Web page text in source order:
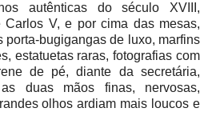
autênticas do século XVIII,
Carlos V, e por cima das mesas,
porta-bugigangas de luxo, marfins
estatuetas raras, fotografias com
de pé, diante da secretária,
duas mãos finas, nervosas,
olhos ardiam mais loucos e